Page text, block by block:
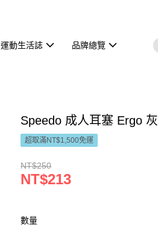
運動生活誌 品牌總覽
Speedo 成人耳塞 Ergo 灰
超取滿NT$1,500免運
NT$250
NT$213
數量